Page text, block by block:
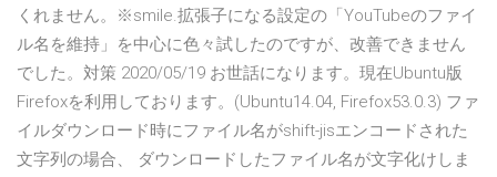
くれません。※smile.拡張子になる設定の「YouTubeのファイ
ル名を維持」を中心に色々試したのですが、改善できません
でした。対策 2020/05/19 お世話になります。現在Ubuntu版
Firefoxを利用しております。(Ubuntu14.04, Firefox53.0.3) ファ
イルダウンロード時にファイル名がshift-jisエンコードされた
文字列の場合、 ダウンロードしたファイル名が文字化けしま